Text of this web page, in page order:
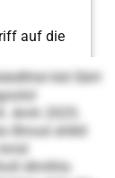
kld SbH
Amh 2025.
Bmod shlkll
dlmlhlo